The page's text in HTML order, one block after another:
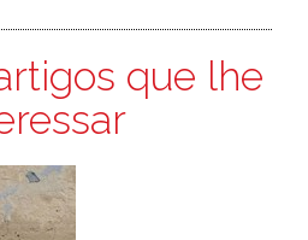
que lhe